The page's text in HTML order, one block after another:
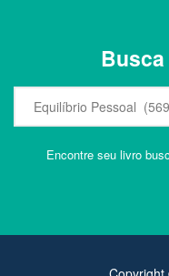
Encontre seu livro